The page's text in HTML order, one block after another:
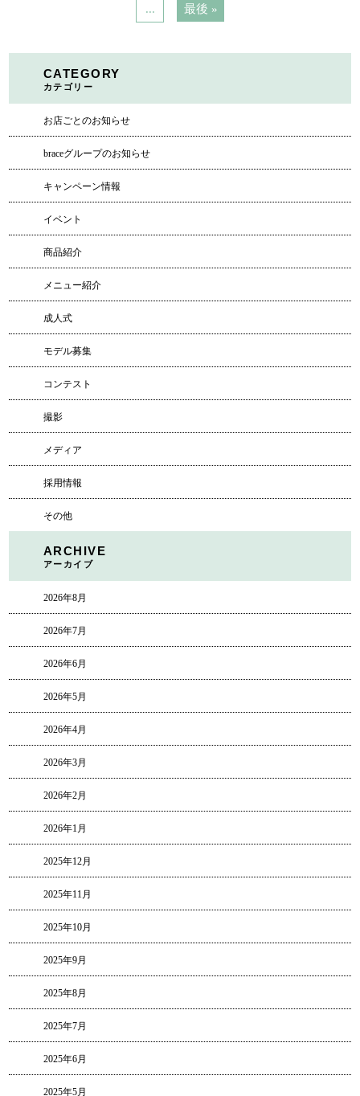
... 最後 »
CATEGORY
カテゴリー
お店ごとのお知らせ
braceグループのお知らせ
キャンペーン情報
イベント
商品紹介
メニュー紹介
成人式
モデル募集
コンテスト
撮影
メディア
採用情報
その他
ARCHIVE
アーカイブ
2026年8月
2026年7月
2026年6月
2026年5月
2026年4月
2026年3月
2026年2月
2026年1月
2025年12月
2025年11月
2025年10月
2025年9月
2025年8月
2025年7月
2025年6月
2025年5月